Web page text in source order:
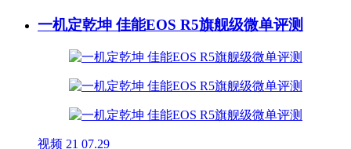
一机定乾坤 佳能EOS R5旗舰级微单评测
视频 21 07.29